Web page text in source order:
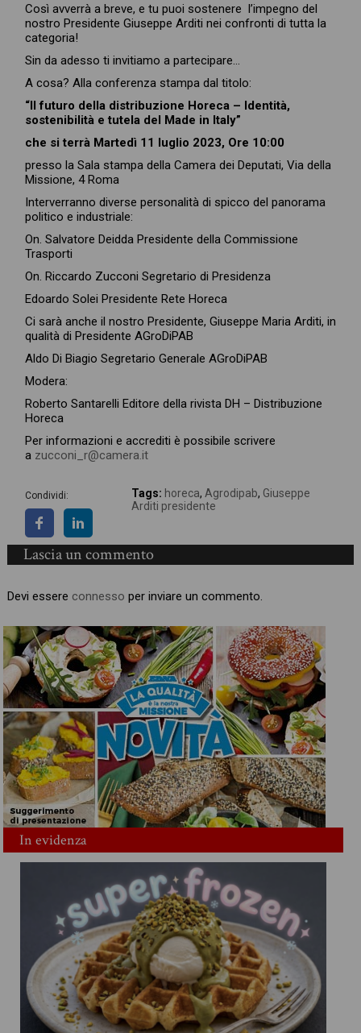
Così avverrà a breve, e tu puoi sostenere l’impegno del
nostro Presidente Giuseppe Arditi nei confronti di tutta la
categoria!
Sin da adesso ti invitiamo a partecipare…
A cosa? Alla conferenza stampa dal titolo:
“Il futuro della distribuzione Horeca – Identità,
sostenibilità e tutela del Made in Italy”
che si terrà Martedì 11 luglio 2023, Ore 10:00
presso la Sala stampa della Camera dei Deputati, Via della
Missione, 4 Roma
Interverranno diverse personalità di spicco del panorama
politico e industriale:
On. Salvatore Deidda Presidente della Commissione
Trasporti
On. Riccardo Zucconi Segretario di Presidenza
Edoardo Solei Presidente Rete Horeca
Ci sarà anche il nostro Presidente, Giuseppe Maria Arditi, in
qualità di Presidente AGroDiPAB
Aldo Di Biagio Segretario Generale AGroDiPAB
Modera:
Roberto Santarelli Editore della rivista DH – Distribuzione
Horeca
Per informazioni e accrediti è possibile scrivere
a zucconi_r@camera.it
Condividi: Tags: horeca, Agrodipab, Giuseppe
Arditi presidente
Lascia un commento
Devi essere connesso per inviare un commento.
In evidenza